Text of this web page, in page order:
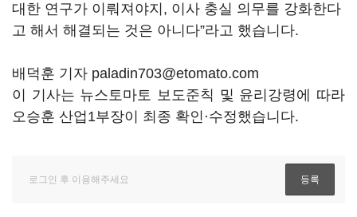
대한 연구가 이뤄져야지 , 이사 충실 의무를 강화한다
고 해서 해결되는 것은 아니다”라고 했습니다.
배덕훈 기자 paladin703@etomato.com
이 기사는 뉴스토마토 보도준칙 및 윤리강령에 따라
오승훈 산업1부장이 최종 확인·수정했습니다.